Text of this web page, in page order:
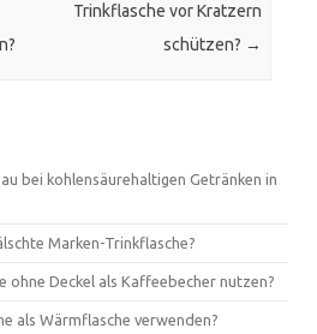
Trinkflasche vor Kratzern
schützen? →
bei kohlensäurehaltigen Getränken in
Marken-Trinkflasche?
ohne Deckel als Kaffeebecher nutzen?
als Wärmflasche verwenden?